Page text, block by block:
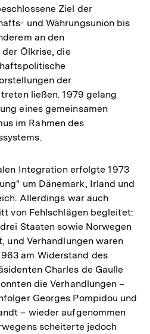
Ziel der
und Währungsunion bis
an den
Ölkrise, die
der
ließen. 1979 gelang
eines gemeinsamen
im Rahmen des
Integration erfolgte 1973
um Dänemark, Irland und
Allerdings war auch
von Fehlschlägen begleitet:
Staaten sowie Norwegen
und Verhandlungen waren
am Widerstand des
Charles de Gaulle
die Verhandlungen –
Georges Pompidou und
– wieder aufgenommen
scheiterte jedoch